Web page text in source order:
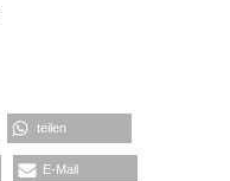
teilen
E-Mail